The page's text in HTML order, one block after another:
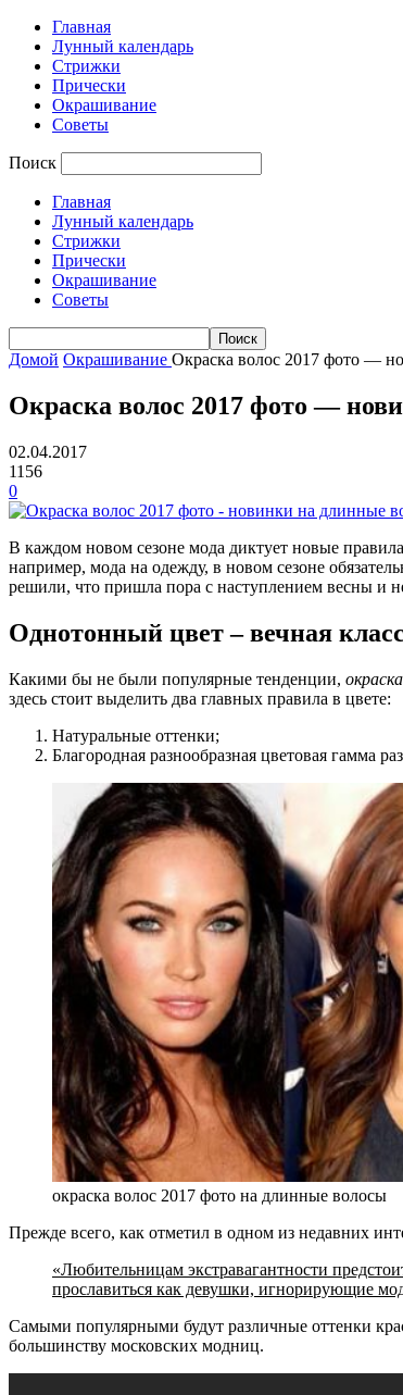
Главная
Лунный календарь
Стрижки
Прически
Окрашивание
Советы
Поиск
Главная
Лунный календарь
Стрижки
Прически
Окрашивание
Советы
Домой Окрашивание Окраска волос 2017 фото —
Окраска волос 2017 фото —
02.04.2017
1156
0
В каждом новом сезоне мода диктует новые
например, мода на одежду, в новом сезоне
решили, что пришла пора с наступлением весны и
Однотонный цвет – вечная
Какими бы не были популярные тенденции,
здесь стоит выделить два главных правила в цвете:
Натуральные оттенки;
Благородная разнообразная цветовая гамма
окраска волос 2017 фото на длинные волосы
Прежде всего, как отметил в одном из недавних
«Любительницам экстравагантности
прославиться как девушки, игнорирующие
Самыми популярными будут различные оттенки
большинству московских модниц.